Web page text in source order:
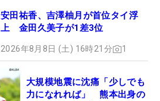
安田祐香、吉澤柚月が首位タイ浮
上 金田久美子が1差3位
2026年8月8日 (土) 16時21分 1
大規模地震に沈痛「少しでも
力になれれば」 熊本出身の